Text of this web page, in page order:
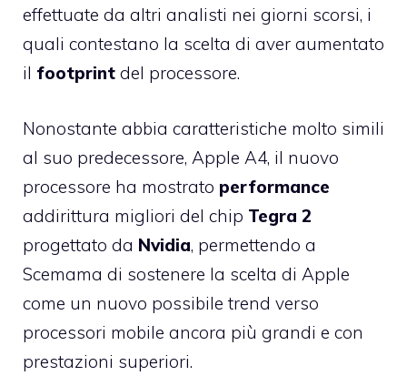
effettuate da altri analisti nei giorni scorsi, i
quali contestano la scelta di aver aumentato
il footprint del processore.
Nonostante abbia caratteristiche molto simili
al suo predecessore, Apple A4, il nuovo
processore ha mostrato performance
addirittura migliori del chip Tegra 2
progettato da Nvidia, permettendo a
Scemama di sostenere la scelta di Apple
come un nuovo possibile trend verso
processori mobile ancora più grandi e con
prestazioni superiori.